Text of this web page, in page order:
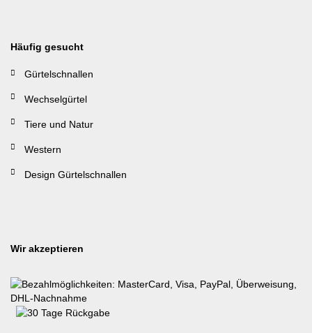
Häufig gesucht
Gürtelschnallen
Wechselgürtel
Tiere und Natur
Western
Design Gürtelschnallen
Wir akzeptieren